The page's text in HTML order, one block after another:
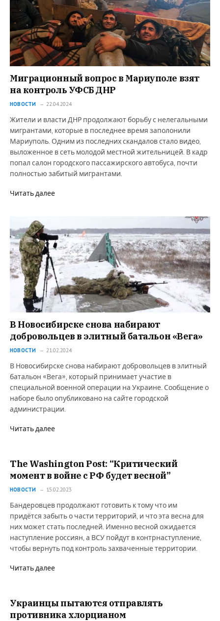
Миграционный вопрос в Мариуполе взят
на контроль УФСБ ДНР
НОВОСТИ 22.04.2024
Жители и власти ДНР продолжают борьбу с нелегальными
мигрантами, которые в последнее время заполонили
Мариуполь. Одним из последних скандалов стало видео,
выложенное в сеть молодой местной жительницей. В кадр
попал салон городского пассажирского автобуса, почти
полностью забитый мигрантами.
Читать далее
В Новосибирске снова набирают
добровольцев в элитный батальон «Вега»
НОВОСТИ 21.02.2024
В Новосибирске снова набирают добровольцев в элитный
батальон «Вега», который принимает участие в
специальной военной операции на Украине. Сообщение о
наборе было опубликовано на сайте городской
администрации.
Читать далее
The Washington Post: “Критический
момент в войне с РФ будет весной”
НОВОСТИ 15.02.2023
Бандеровцев продолжают готовить к тому что им
придётся забыть о части территорий, и что эта весна для
них может стать последней. Именно весной ожидается
наступление россиян, а ВСУ пойдут в контрнаступление,
чтобы вернуть под контроль захваченные территории.
Читать далее
Украинцы пытаются отправлять
противника хлорцианом